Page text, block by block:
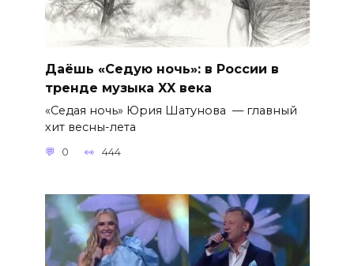
Даёшь «Седую ночь»: в России в
тренде музыка XX века
«Седая ночь» Юрия Шатунова — главный
хит весны-лета
0 444